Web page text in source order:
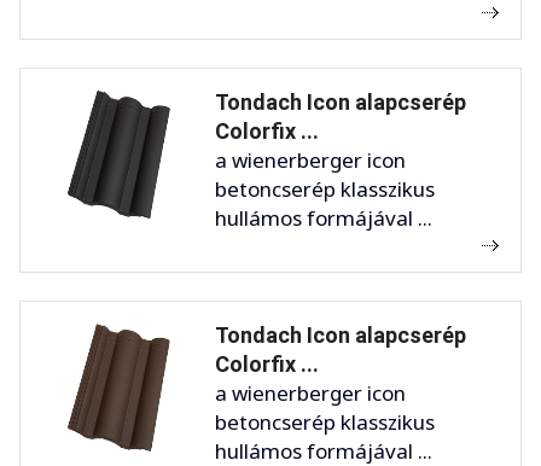
Tondach Icon alapcserép
Colorfix ...
a wienerberger icon
betoncserép klasszikus
hullámos formájával ...
Tondach Icon alapcserép
Colorfix ...
a wienerberger icon
betoncserép klasszikus
hullámos formájával ...